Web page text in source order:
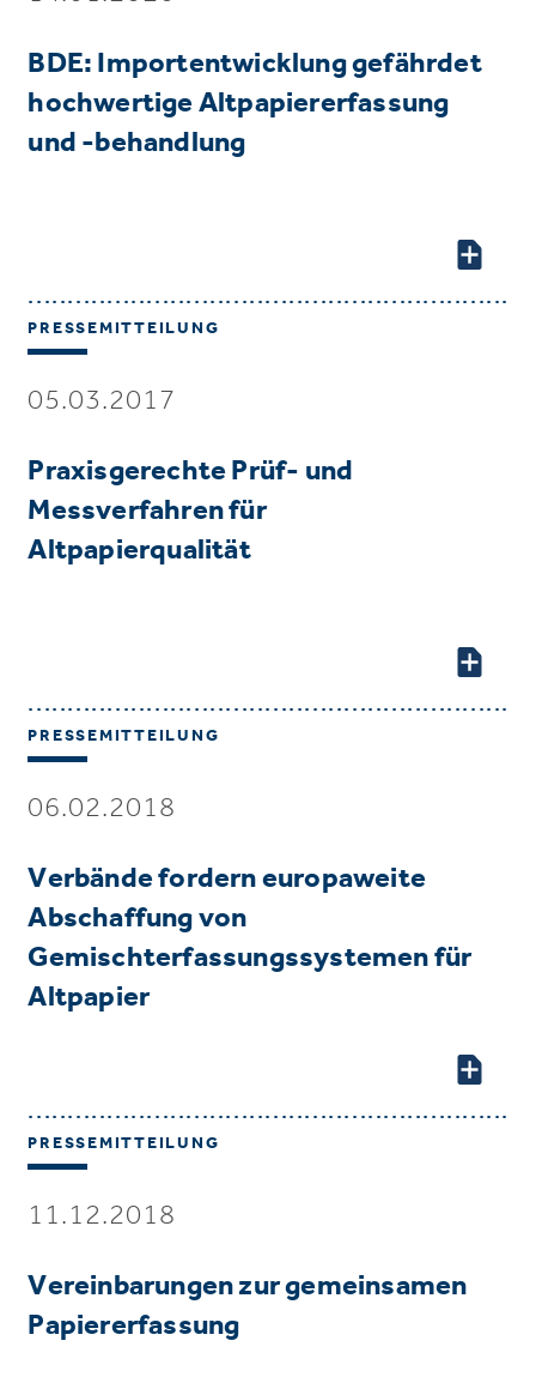
BDE: Importentwicklung gefährdet
hochwertige Altpapiererfassung
und -behandlung
PRESSEMITTEILUNG
05.03.2017
Praxisgerechte Prüf- und
Messverfahren für
Altpapierqualität
PRESSEMITTEILUNG
06.02.2018
Verbände fordern europaweite
Abschaffung von
Gemischterfassungssystemen für
Altpapier
PRESSEMITTEILUNG
11.12.2018
Vereinbarungen zur gemeinsamen
Papiererfassung